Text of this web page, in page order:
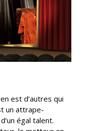
est d’autres qui
un attrape-
égal talent.